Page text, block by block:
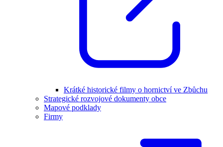
Krátké historické filmy o hornictví ve Zbůchu
Strategické rozvojové dokumenty obce
Mapové podklady
Firmy